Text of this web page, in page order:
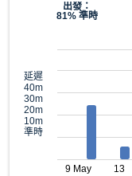
出發：
81% 準時
延遲
40m
30m
20m
10m
準時
9 May 13